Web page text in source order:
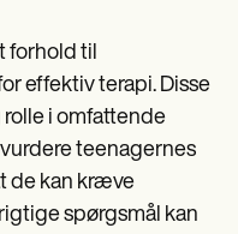
forhold til
effektiv terapi. Disse
i omfattende
teenagernes
de kan kræve
spørgsmål kan